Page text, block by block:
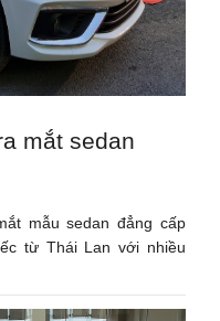
mắt sedan
mẫu sedan đẳng cấp
từ Thái Lan với nhiều